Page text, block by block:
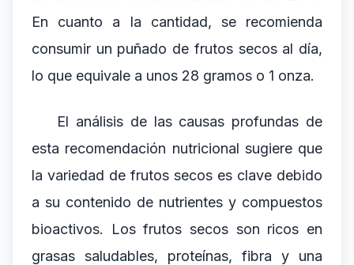
En cuanto a la cantidad, se recomienda
consumir un puñado de frutos secos al día,
lo que equivale a unos 28 gramos o 1 onza.
El análisis de las causas profundas de
esta recomendación nutricional sugiere que
la variedad de frutos secos es clave debido
a su contenido de nutrientes y compuestos
bioactivos. Los frutos secos son ricos en
grasas saludables, proteínas, fibra y una